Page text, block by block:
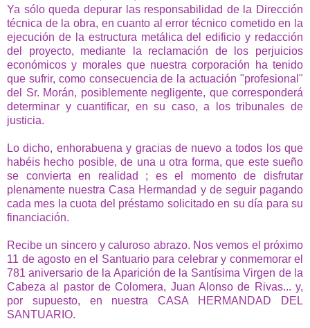
Ya sólo queda depurar las responsabilidad de la Dirección
técnica de la obra, en cuanto al error técnico cometido en la
ejecución de la estructura metálica del edificio y redacción
del proyecto, mediante la reclamación de los perjuicios
económicos y morales que nuestra corporación ha tenido
que sufrir, como consecuencia de la actuación "profesional"
del Sr. Morán, posiblemente negligente, que corresponderá
determinar y cuantificar, en su caso, a los tribunales de
justicia.
Lo dicho, enhorabuena y gracias de nuevo a todos los que
habéis hecho posible, de una u otra forma, que este sueño
se convierta en realidad ; es el momento de disfrutar
plenamente nuestra Casa Hermandad y de seguir pagando
cada mes la cuota del préstamo solicitado en su día para su
financiación.
Recibe un sincero y caluroso abrazo. Nos vemos el próximo
11 de agosto en el Santuario para celebrar y conmemorar el
781 aniversario de la Aparición de la Santísima Virgen de la
Cabeza al pastor de Colomera, Juan Alonso de Rivas... y,
por supuesto, en nuestra CASA HERMANDAD DEL
SANTUARIO.